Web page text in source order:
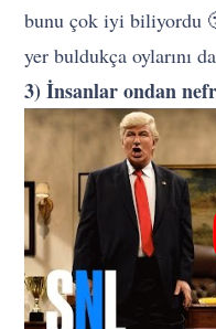
bunu çok iyi biliyordu
yer buldukça oylarını
3) İnsanlar ondan